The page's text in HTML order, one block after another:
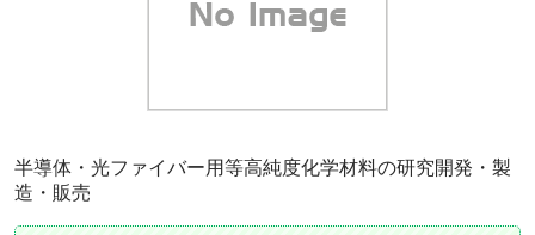
半導体・光ファイバー用等高純度化学材料の研究開発・製
造・販売